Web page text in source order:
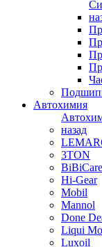
Автохимия
назад
3TON
BiBiCare
Hi-Gear
Mobil
Mannol
Done
Liqui
Luxoil